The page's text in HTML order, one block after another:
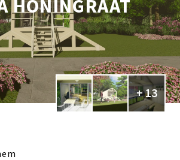
HONINGRAAT
+ 13